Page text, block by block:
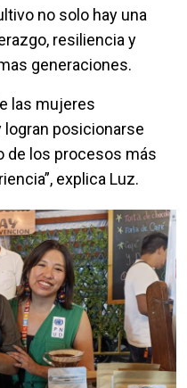
no solo hay una
resiliencia y
generaciones.
las mujeres
posicionarse
de los procesos más
explica Luz.